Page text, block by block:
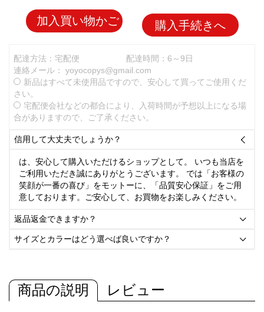
加入買い物かご 購入手続きへ
配達方法：宅配便
配達時間：6～9日
連絡メール： yoyocopys@gmail.com
新品はすべて未使用品ですので、安心して買ってご使用くだ
さい。
宅配便会社などの都合により、入荷時間が予想以上になる場
合がありますので、ご了承ください。
信用して大丈夫でしょうか？ 
は、安心して購入いただけるショップとして。 いつも当店を
ご利用いただき誠にありがとうございます。 では「お客様の
笑顔が一番の喜び」をモットーに、「品質安心保証」をご用
意しております。ご安心して、お買物をお楽しみください。
返品返金できますか？ 
サイズとカラーはどう選べば良いですか？ 
商品の説明 レビュー